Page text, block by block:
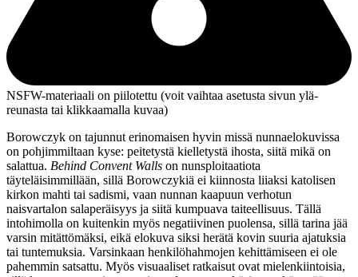
NSFW-materiaali on piilotettu (voit vaihtaa asetusta sivun ylä­
reunasta tai klikkaamalla kuvaa)
Borowczyk on tajunnut erinomaisen hyvin missä nunnaelokuvissa
on pohjimmiltaan kyse: peitetystä kielletystä ihosta, siitä mikä on
salattua. Behind Convent Walls on nunsploitaatiota
täyteläisimmillään, sillä Borowczykiä ei kiinnosta liiaksi katolisen
kirkon mahti tai sadismi, vaan nunnan kaapuun verhotun
naisvartalon salaperäisyys ja siitä kumpuava taiteellisuus. Tällä
intohimolla on kuitenkin myös negatiivinen puolensa, sillä tarina jää
varsin mitättömäksi, eikä elokuva siksi herätä kovin suuria ajatuksia
tai tuntemuksia. Varsinkaan henkilöhahmojen kehittämiseen ei ole
pahemmin satsattu. Myös visuaaliset ratkaisut ovat mielenkiintoisia,